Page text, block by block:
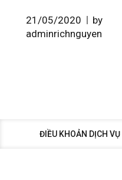
21/05/2020
by
adminrichnguyen
ĐIỀU KHOẢN DỊCH VỤ